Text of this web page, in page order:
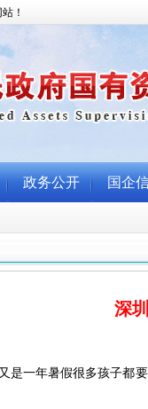
深
是一年暑假很多孩子都